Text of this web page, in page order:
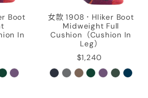
Boot
In
女款 1908．HIiker Boot
Midweight Full
Cushion（Cushion In
Leg）
$1,240